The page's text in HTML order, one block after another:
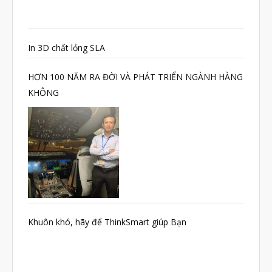
Tháng Bảy 2020
In 3D chất lỏng SLA
HƠN 100 NĂM RA ĐỜI VÀ PHÁT TRIỂN NGÀNH HÀNG
KHÔNG
Khuôn khó, hãy để ThinkSmart giúp Bạn